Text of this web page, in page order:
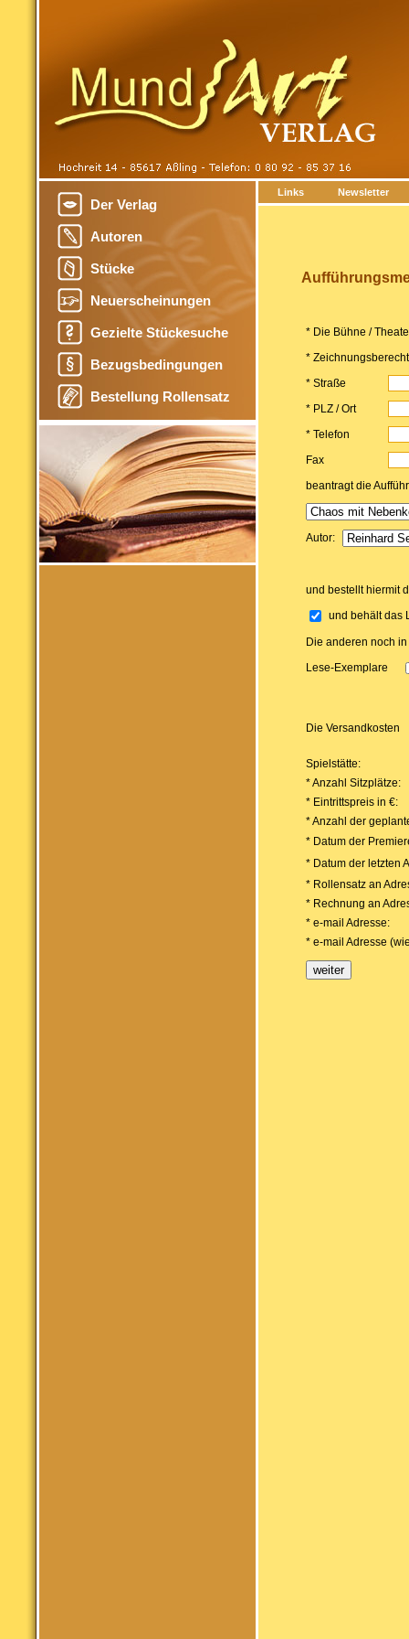
Der Verlag
Autoren
Stücke
Neuerscheinungen
Gezielte Stückesuche
Bezugsbedingungen
Bestellung Rollensatz
Links Newsletter
* Die Bühne /
*
* Straße
* PLZ / Ort
* Telefon
Fax
beantragt die
Autor:
und bestellt hiermit
und behält das
Die anderen noch
Lese-Exemplare
Die Versandkosten
Spielstätte:
* Anzahl Sitzplätze:
* Eintrittspreis in €:
* Anzahl der
* Datum der
* Datum der letzten
* Rollensatz an
* Rechnung an
* e-mail Adresse:
* e-mail Adresse